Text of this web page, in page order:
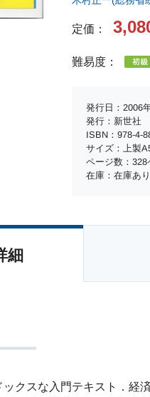
定価：
難易度：
発行日：2006
発行：新世社
ISBN：978-4-
サイズ：上製
ページ数：328
在庫：在庫あり
細
クスな入門テキスト．経